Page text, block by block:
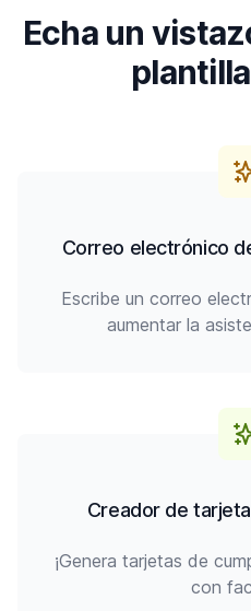
Echa un
Correo electrónico
Escribe un correo
aumentar la
Creador de
¡Genera tarjetas de
con